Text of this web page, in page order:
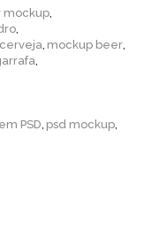
mockup,
,
, mockup beer,
,
PSD, psd mockup,